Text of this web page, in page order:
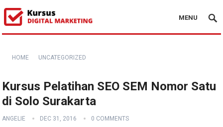
MENU
HOME UNCATEGORIZED
Kursus Pelatihan SEO SEM Nomor Satu
di Solo Surakarta
ANGELIE DEC 31, 2016 0 COMMENTS